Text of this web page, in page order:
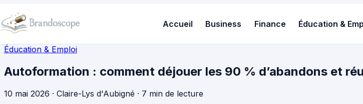
Accueil Business Finance Éducation &
Éducation & Emploi
Autoformation : comment déjouer les 90 % d’abandons et
10 mai 2026 · Claire-Lys d'Aubigné · 7 min de lecture